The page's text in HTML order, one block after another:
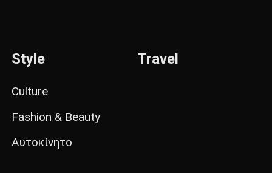
Style
Culture
Fashion & Beauty
Αυτοκίνητο
Travel